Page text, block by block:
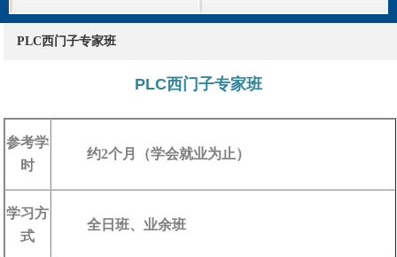
PLC西门子专家班
PLC西门子专家班
参考学
时
约2个月（学会就业为止）
学习方
式
全日班、业余班